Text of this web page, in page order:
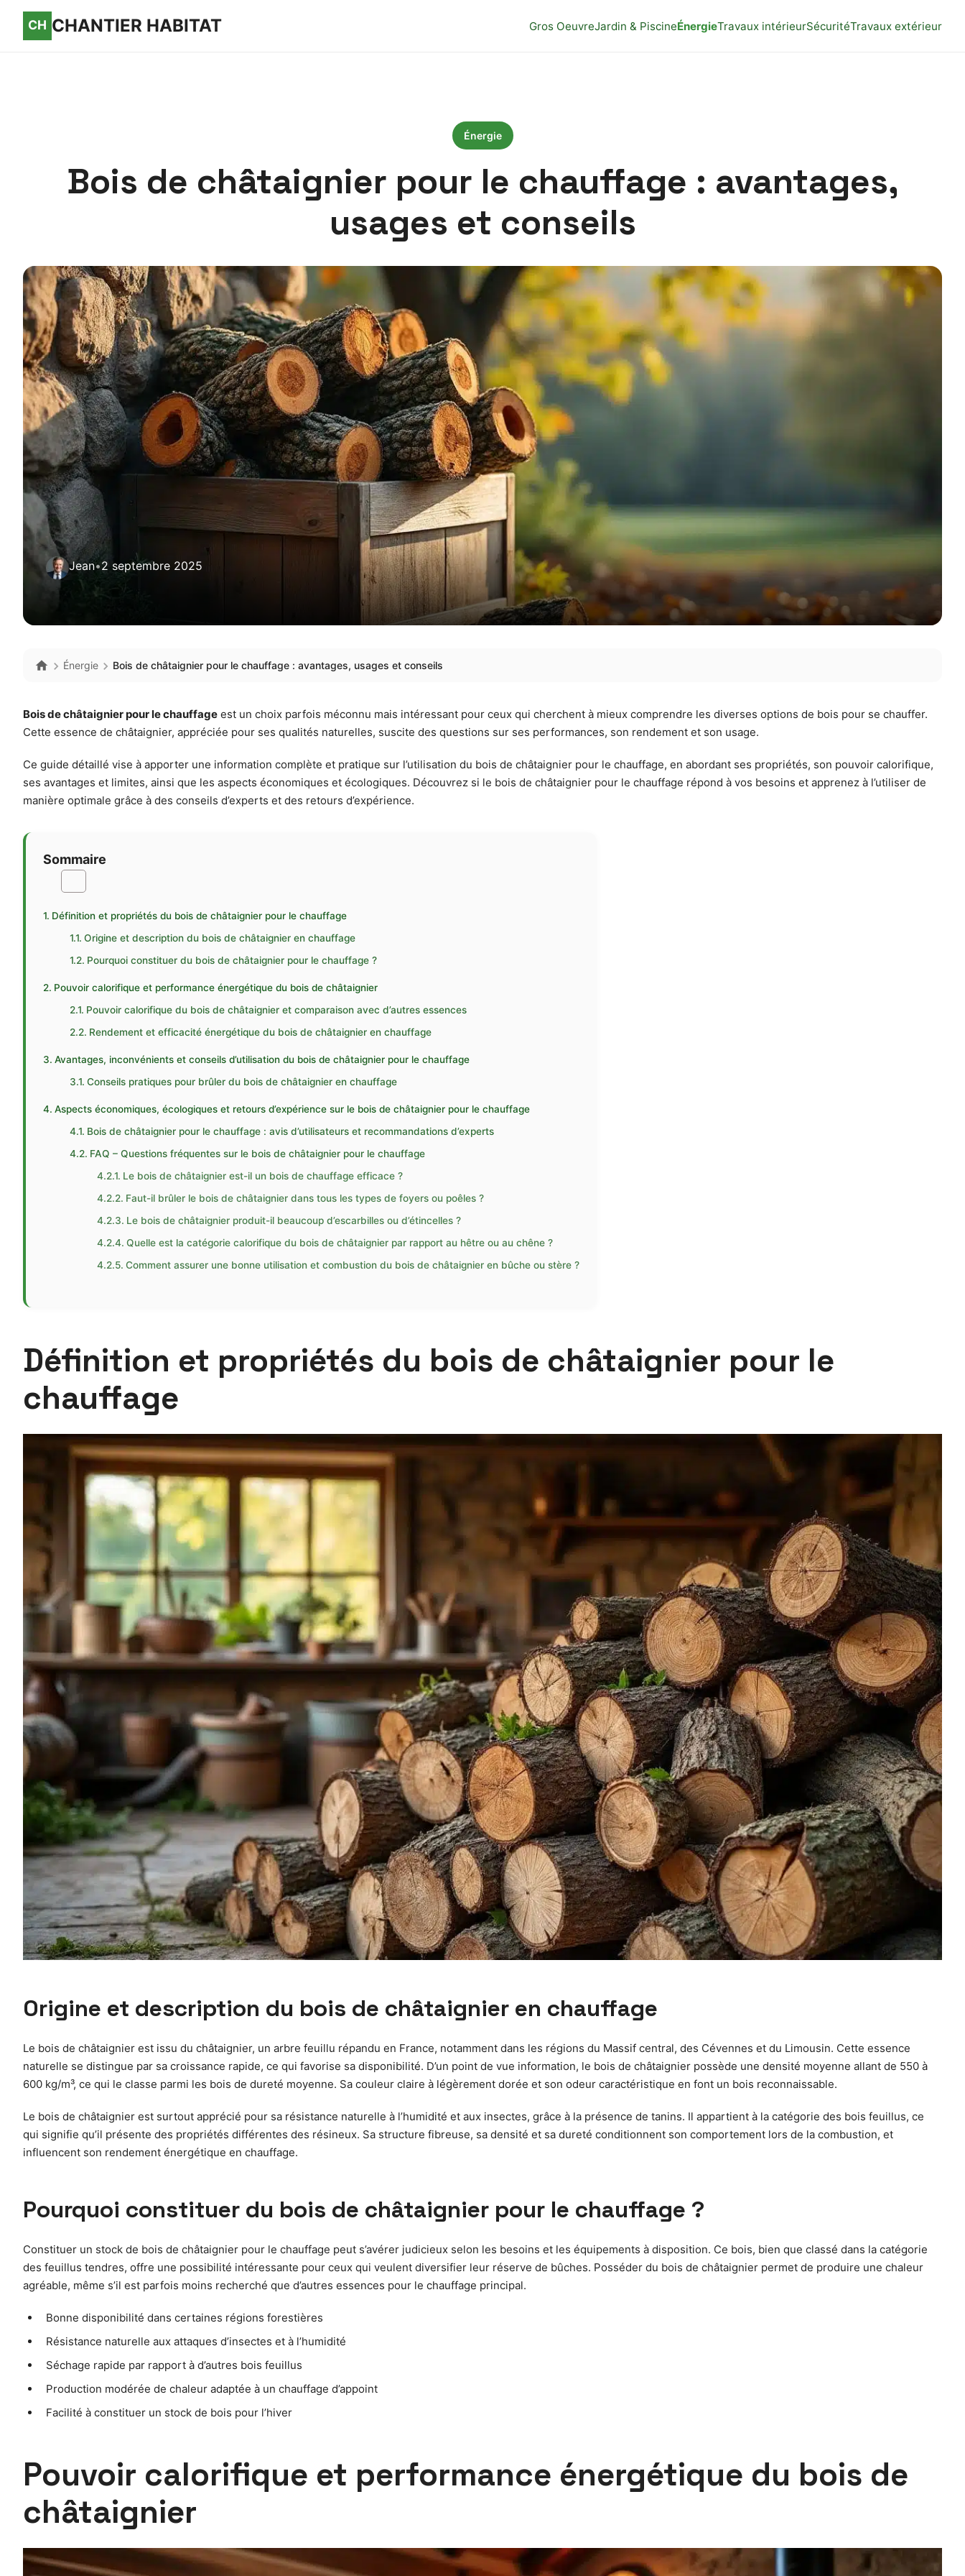
CHANTIER HABITAT Gros OeuvreJardin & PiscineÉnergieTravaux intérieurSécuritéTravaux extérieur
Énergie
Bois de châtaignier pour le chauffage : avantages,
usages et conseils
Jean•2 septembre 2025
Énergie Bois de châtaignier pour le chauffage : avantages, usages et conseils
Bois de châtaignier pour le chauffage est un choix parfois méconnu mais intéressant pour ceux qui cherchent à mieux comprendre les diverses options de bois pour se chauffer.
Cette essence de châtaignier, appréciée pour ses qualités naturelles, suscite des questions sur ses performances, son rendement et son usage.
Ce guide détaillé vise à apporter une information complète et pratique sur l’utilisation du bois de châtaignier pour le chauffage, en abordant ses propriétés, son pouvoir calorifique,
ses avantages et limites, ainsi que les aspects économiques et écologiques. Découvrez si le bois de châtaignier pour le chauffage répond à vos besoins et apprenez à l’utiliser de
manière optimale grâce à des conseils d’experts et des retours d’expérience.
Sommaire
Définition et propriétés du bois de châtaignier pour le chauffage
Origine et description du bois de châtaignier en chauffage
Pourquoi constituer du bois de châtaignier pour le chauffage ?
Pouvoir calorifique et performance énergétique du bois de châtaignier
Pouvoir calorifique du bois de châtaignier et comparaison avec d’autres essences
Rendement et efficacité énergétique du bois de châtaignier en chauffage
Avantages, inconvénients et conseils d’utilisation du bois de châtaignier pour le chauffage
Conseils pratiques pour brûler du bois de châtaignier en chauffage
Aspects économiques, écologiques et retours d’expérience sur le bois de châtaignier pour le chauffage
Bois de châtaignier pour le chauffage : avis d’utilisateurs et recommandations d’experts
FAQ – Questions fréquentes sur le bois de châtaignier pour le chauffage
Le bois de châtaignier est-il un bois de chauffage efficace ?
Faut-il brûler le bois de châtaignier dans tous les types de foyers ou poêles ?
Le bois de châtaignier produit-il beaucoup d’escarbilles ou d’étincelles ?
Quelle est la catégorie calorifique du bois de châtaignier par rapport au hêtre ou au chêne ?
Comment assurer une bonne utilisation et combustion du bois de châtaignier en bûche ou stère ?
Définition et propriétés du bois de châtaignier pour le
chauffage
Origine et description du bois de châtaignier en chauffage
Le bois de châtaignier est issu du châtaignier, un arbre feuillu répandu en France, notamment dans les régions du Massif central, des Cévennes et du Limousin. Cette essence
naturelle se distingue par sa croissance rapide, ce qui favorise sa disponibilité. D’un point de vue information, le bois de châtaignier possède une densité moyenne allant de 550 à
600 kg/m³, ce qui le classe parmi les bois de dureté moyenne. Sa couleur claire à légèrement dorée et son odeur caractéristique en font un bois reconnaissable.
Le bois de châtaignier est surtout apprécié pour sa résistance naturelle à l’humidité et aux insectes, grâce à la présence de tanins. Il appartient à la catégorie des bois feuillus, ce
qui signifie qu’il présente des propriétés différentes des résineux. Sa structure fibreuse, sa densité et sa dureté conditionnent son comportement lors de la combustion, et
influencent son rendement énergétique en chauffage.
Pourquoi constituer du bois de châtaignier pour le chauffage ?
Constituer un stock de bois de châtaignier pour le chauffage peut s’avérer judicieux selon les besoins et les équipements à disposition. Ce bois, bien que classé dans la catégorie
des feuillus tendres, offre une possibilité intéressante pour ceux qui veulent diversifier leur réserve de bûches. Posséder du bois de châtaignier permet de produire une chaleur
agréable, même s’il est parfois moins recherché que d’autres essences pour le chauffage principal.
Bonne disponibilité dans certaines régions forestières
Résistance naturelle aux attaques d’insectes et à l’humidité
Séchage rapide par rapport à d’autres bois feuillus
Production modérée de chaleur adaptée à un chauffage d’appoint
Facilité à constituer un stock de bois pour l’hiver
Pouvoir calorifique et performance énergétique du bois de
châtaignier